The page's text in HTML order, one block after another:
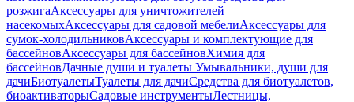
розжигаАксессуары для уничтожителей
насекомыхАксессуары для садовой мебелиАксессуары для
сумок-холодильниковАксессуары и комплектующие для
бассейновАксессуары для бассейновХимия для
бассейновДачные души и туалеты Умывальники, души для
дачиБиотуалетыТуалеты для дачиСредства для биотуалетов,
биоактиваторыСадовые инструментыЛестницы,